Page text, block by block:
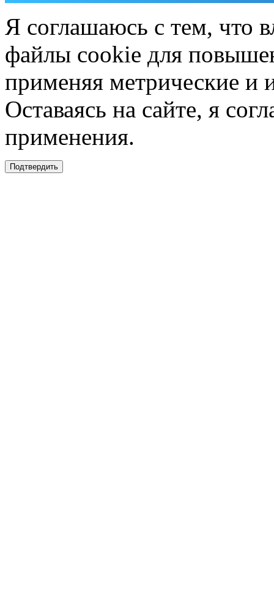
Я соглашаюсь с тем, что
файлы cookie для
применяя метрические и
Оставаясь на сайте, я
применения.
Подтвердить